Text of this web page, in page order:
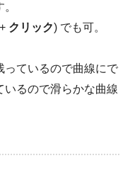
+ クリック) でも可。
っているので曲線にで
いるので滑らかな曲線